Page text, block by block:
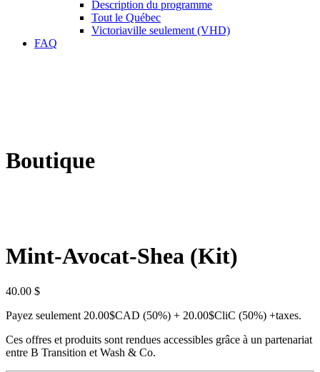
Description du programme
Tout le Québec
Victoriaville seulement (VHD)
FAQ
Boutique
Mint-Avocat-Shea (Kit)
40.00 $
Payez seulement 20.00$CAD (50%) + 20.00$CliC (50%) +taxes.
Ces offres et produits sont rendues accessibles grâce à un partenariat
entre B Transition et Wash & Co.